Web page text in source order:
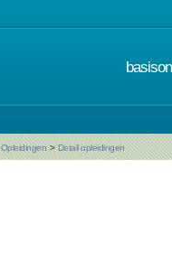
Opleidingen > Detail opleidingen